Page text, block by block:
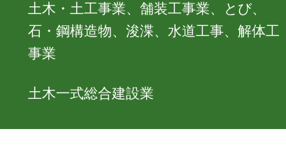
土木・土工事業、舗装工事業、とび、
石・鋼構造物、浚渫、水道工事、解体工
事業
土木一式総合建設業